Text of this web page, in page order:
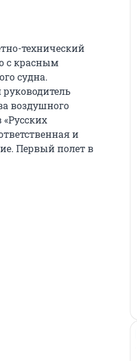
технический
с красным
судна.
воздушного
и
Первый полет в